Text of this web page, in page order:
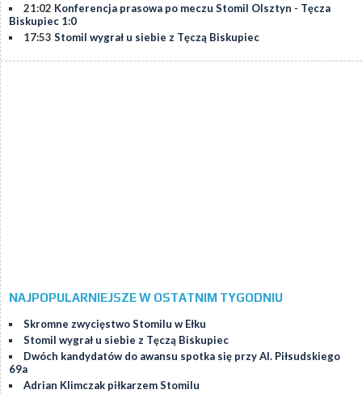
21:02 Konferencja prasowa po meczu Stomil Olsztyn - Tęcza
Biskupiec 1:0
17:53 Stomil wygrał u siebie z Tęczą Biskupiec
NAJPOPULARNIEJSZE W OSTATNIM TYGODNIU
Skromne zwycięstwo Stomilu w Ełku
Stomil wygrał u siebie z Tęczą Biskupiec
Dwóch kandydatów do awansu spotka się przy Al. Piłsudskiego
69a
Adrian Klimczak piłkarzem Stomilu